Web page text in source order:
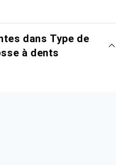
dans Type de
à dents